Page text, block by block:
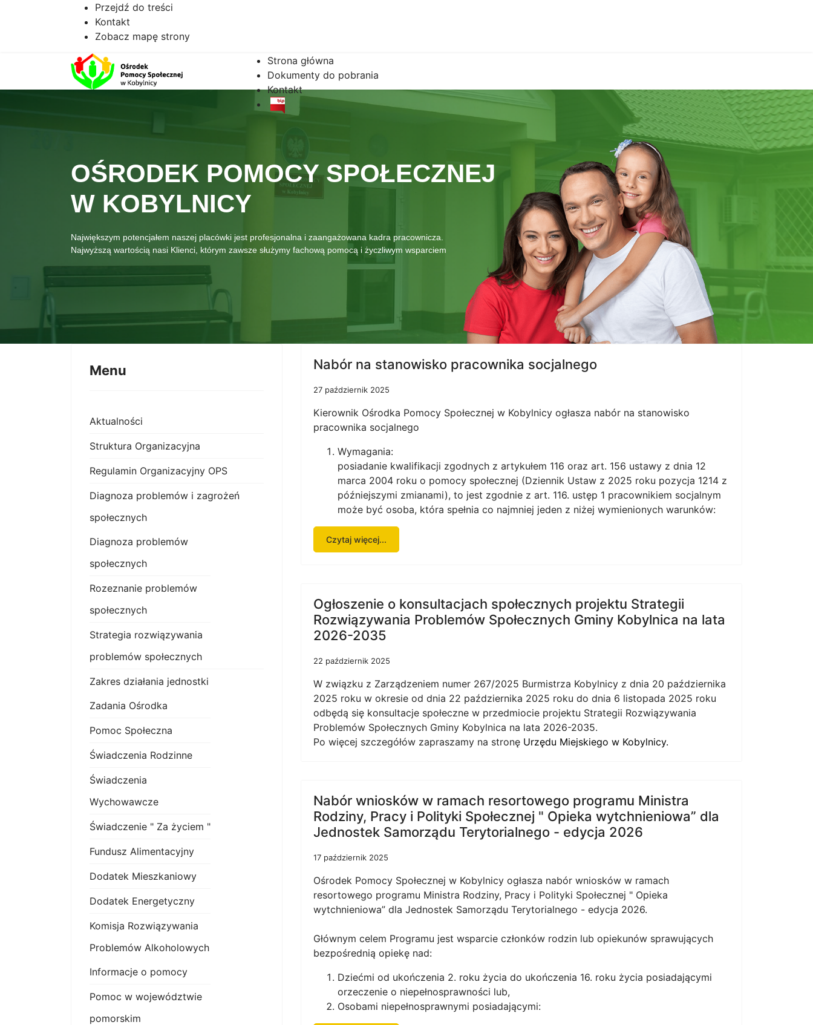
Przejdź do treści
Kontakt
Zobacz mapę strony
Strona główna
Dokumenty do pobrania
Kontakt
OŚRODEK POMOCY SPOŁECZNEJ
W KOBYLNICY
Największym potencjałem naszej placówki jest profesjonalna i zaangażowana kadra pracownicza.
Najwyższą wartością nasi Klienci, którym zawsze służymy fachową pomocą i życzliwym wsparciem
Menu
Aktualności
Struktura Organizacyjna
Regulamin Organizacyjny OPS
Diagnoza problemów i zagrożeń
społecznych
Diagnoza problemów
społecznych
Rozeznanie problemów
społecznych
Strategia rozwiązywania
problemów społecznych
Zakres działania jednostki
Zadania Ośrodka
Pomoc Społeczna
Świadczenia Rodzinne
Świadczenia
Wychowawcze
Świadczenie " Za życiem "
Fundusz Alimentacyjny
Dodatek Mieszkaniowy
Dodatek Energetyczny
Komisja Rozwiązywania
Problemów Alkoholowych
Informacje o pomocy
Pomoc w województwie
pomorskim
Nabór na stanowisko pracownika socjalnego
27 październik 2025
Kierownik Ośrodka Pomocy Społecznej w Kobylnicy ogłasza nabór na stanowisko
pracownika socjalnego
Wymagania:
posiadanie kwalifikacji zgodnych z artykułem 116 oraz art. 156 ustawy z dnia 12
marca 2004 roku o pomocy społecznej (Dziennik Ustaw z 2025 roku pozycja 1214 z
późniejszymi zmianami), to jest zgodnie z art. 116. ustęp 1 pracownikiem socjalnym
może być osoba, która spełnia co najmniej jeden z niżej wymienionych warunków:
Czytaj więcej...
Ogłoszenie o konsultacjach społecznych projektu Strategii
Rozwiązywania Problemów Społecznych Gminy Kobylnica na lata
2026-2035
22 październik 2025
W związku z Zarządzeniem numer 267/2025 Burmistrza Kobylnicy z dnia 20 października
2025 roku w okresie od dnia 22 października 2025 roku do dnia 6 listopada 2025 roku
odbędą się konsultacje społeczne w przedmiocie projektu Strategii Rozwiązywania
Problemów Społecznych Gminy Kobylnica na lata 2026-2035.
Po więcej szczegółów zapraszamy na stronę Urzędu Miejskiego w Kobylnicy.
Nabór wniosków w ramach resortowego programu Ministra
Rodziny, Pracy i Polityki Społecznej " Opieka wytchnieniowa” dla
Jednostek Samorządu Terytorialnego - edycja 2026
17 październik 2025
Ośrodek Pomocy Społecznej w Kobylnicy ogłasza nabór wniosków w ramach
resortowego programu Ministra Rodziny, Pracy i Polityki Społecznej " Opieka
wytchnieniowa” dla Jednostek Samorządu Terytorialnego - edycja 2026.
Głównym celem Programu jest wsparcie członków rodzin lub opiekunów sprawujących
bezpośrednią opiekę nad:
Dziećmi od ukończenia 2. roku życia do ukończenia 16. roku życia posiadającymi
orzeczenie o niepełnosprawności lub,
Osobami niepełnosprawnymi posiadającymi: